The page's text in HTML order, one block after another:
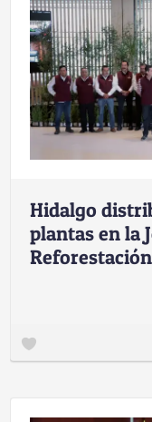
Hidalgo
plantas en la
Reforestación